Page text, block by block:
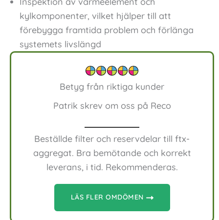
kylkomponenter, vilket hjälper till att
förebygga framtida problem och förlänga
systemets livslängd
Betyg från riktiga kunder
Patrik skrev om oss på Reco
Beställde filter och reservdelar till ftx-
aggregat. Bra bemötande och korrekt
leverans, i tid. Rekommenderas.
LÄS FLER OMDÖMEN